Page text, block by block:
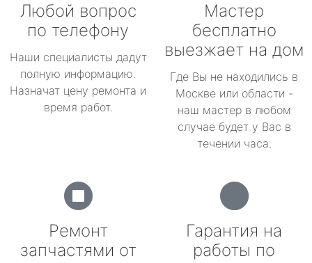
Любой вопрос
по телефону
Наши специалисты дадут
полную информацию.
Назначат цену ремонта и
время работ.
Мастер
бесплатно
выезжает на дом
Где Вы не находились в
Москве или области -
наш мастер в любом
случае будет у Вас в
течении часа.
Ремонт
запчастями от
Гарантия на
работы по